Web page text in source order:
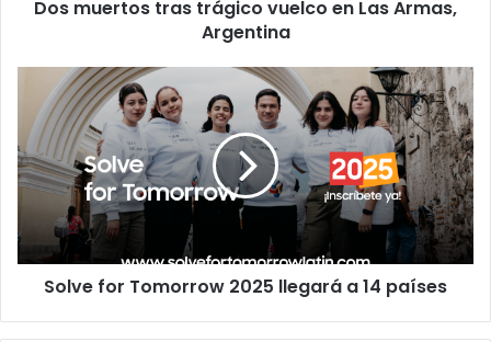
Dos muertos tras trágico vuelco en Las Armas,
Argentina
Tomorrow
2025
llegará
a
países
Solve for Tomorrow 2025 llegará a 14 países